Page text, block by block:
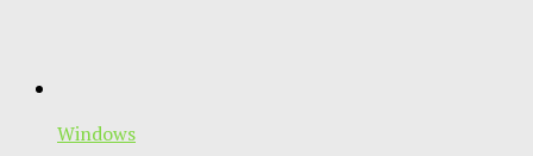
Windows